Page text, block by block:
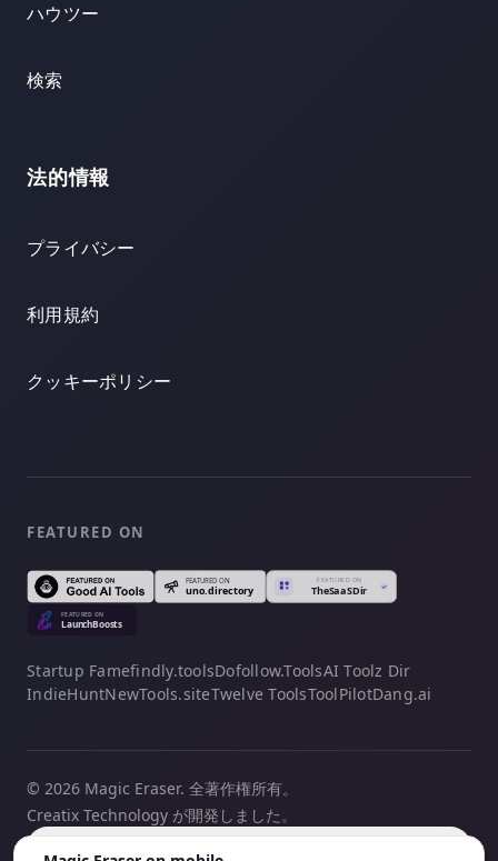
ハウツー
検索
法的情報
プライバシー
利用規約
クッキーポリシー
FEATURED ON
Startup Famefindly.toolsDofollow.ToolsAI Toolz Dir
IndieHuntNewTools.siteTwelve ToolsToolPilotDang.ai
© 2026 Magic Eraser. 全著作権所有。
Creatix Technology が開発しました。